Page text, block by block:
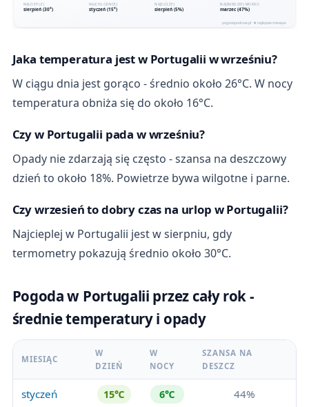
Jaka temperatura jest w Portugalii w wrześniu?
W ciągu dnia jest gorąco - średnio około 26°C. W nocy
temperatura obniża się do około 16°C.
Czy w Portugalii pada w wrześniu?
Opady nie zdarzają się często - szansa na deszczowy
dzień to około 18%. Powietrze bywa wilgotne i parne.
Czy wrzesień to dobry czas na urlop w Portugalii?
Najcieplej w Portugalii jest w sierpniu, gdy
termometry pokazują średnio około 30°C.
Pogoda w Portugalii przez cały rok -
średnie temperatury i opady
MIESIĄC
W
DZIEŃ
W
NOCY
SZANSA NA
DESZCZ
styczeń 15℃ 6℃ 44%